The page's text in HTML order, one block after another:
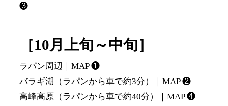
❸
［10月上旬～中旬］
ラパン周辺｜MAP ❶
バラギ湖（ラパンから車で約3分）｜MAP ❷
高峰高原（ラパンから車で約40分）｜MAP ❹